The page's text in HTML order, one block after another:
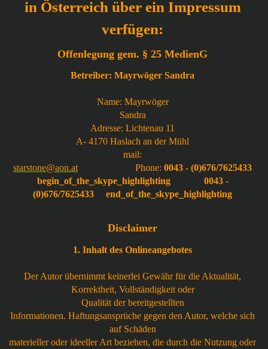
in Österreich über ein Impressum
verfügen:
Offenlegung gem. § 25 MedienG
Betreiber: Mayrwöger Sandra
Name: Mayrwöger
Sandra
Adresse: Lichtenau 11
A- 4170 Haslach an der Mühl
mail:
starstone@aon.at Phone: 0043 - (0)676/7625433
begin_of_the_skype_highlighting
0043 -
(0)676/7625433
end_of_the_skype_highlighting
Disclaimer
1. Inhalt des Onlineangebotes
Der Autor übernimmt keinerlei Gewähr für die Aktualität,
Korrektheit, Vollständigkeit oder
Qualität der bereitgestellten
Informationen. Haftungsansprüche gegen den Autor, welche sich
auf Schäden
materieller oder ideeller Art beziehen, die durch die Nutzung oder